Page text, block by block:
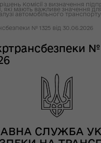
Комісії з визначення
які мають важливе значення
автомобільного
№ 1325 від 30.06.2026
№
СЛУЖБА